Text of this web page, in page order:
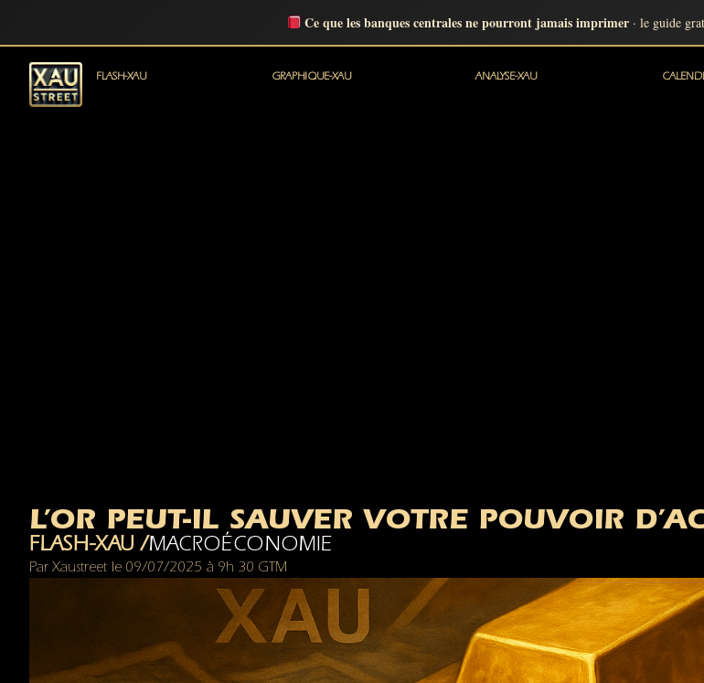
Ce que les banques centrales ne pourront jamais imprimer · le guide
FLASH-XAU GRAPHIQUE-XAU ANALYSE-XAU
L’OR PEUT-IL SAUVER VOTRE POUVOIR
FLASH-XAU /MACROÉCONOMIE
Par Xaustreet le 09/07/2025 à 9h 30 GTM